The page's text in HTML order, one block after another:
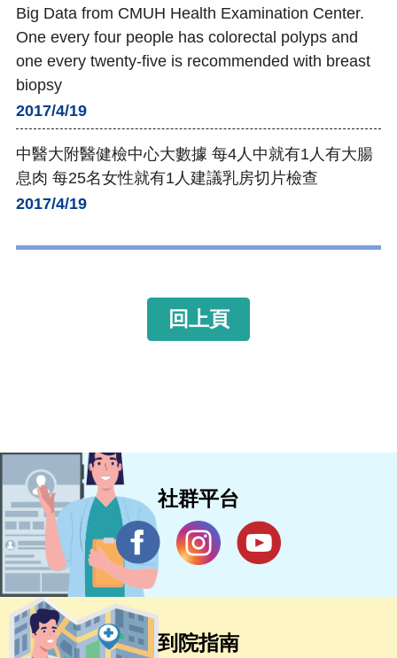
Big Data from CMUH Health Examination Center.
One every four people has colorectal polyps and
one every twenty-five is recommended with breast
biopsy
2017/4/19
中醫大附醫健檢中心大數據 每4人中就有1人有大腸
息肉 每25名女性就有1人建議乳房切片檢查
2017/4/19
回上頁
社群平台
到院指南